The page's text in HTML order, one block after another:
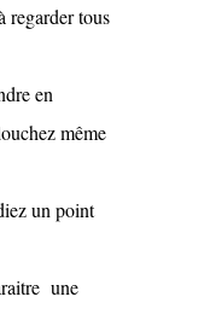
regarder tous
en
même
un point
une